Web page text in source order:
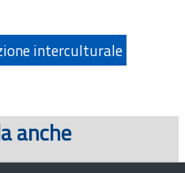
interculturale
anche